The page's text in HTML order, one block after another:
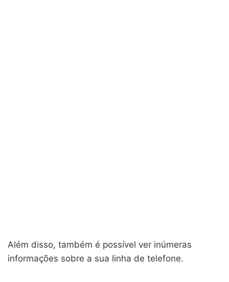
Além disso, também é possível ver inúmeras
informações sobre a sua linha de telefone.